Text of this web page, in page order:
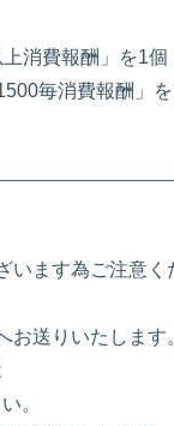
消費報酬」を1個
毎消費報酬」
ます為ご注意く
お送りいたします
。